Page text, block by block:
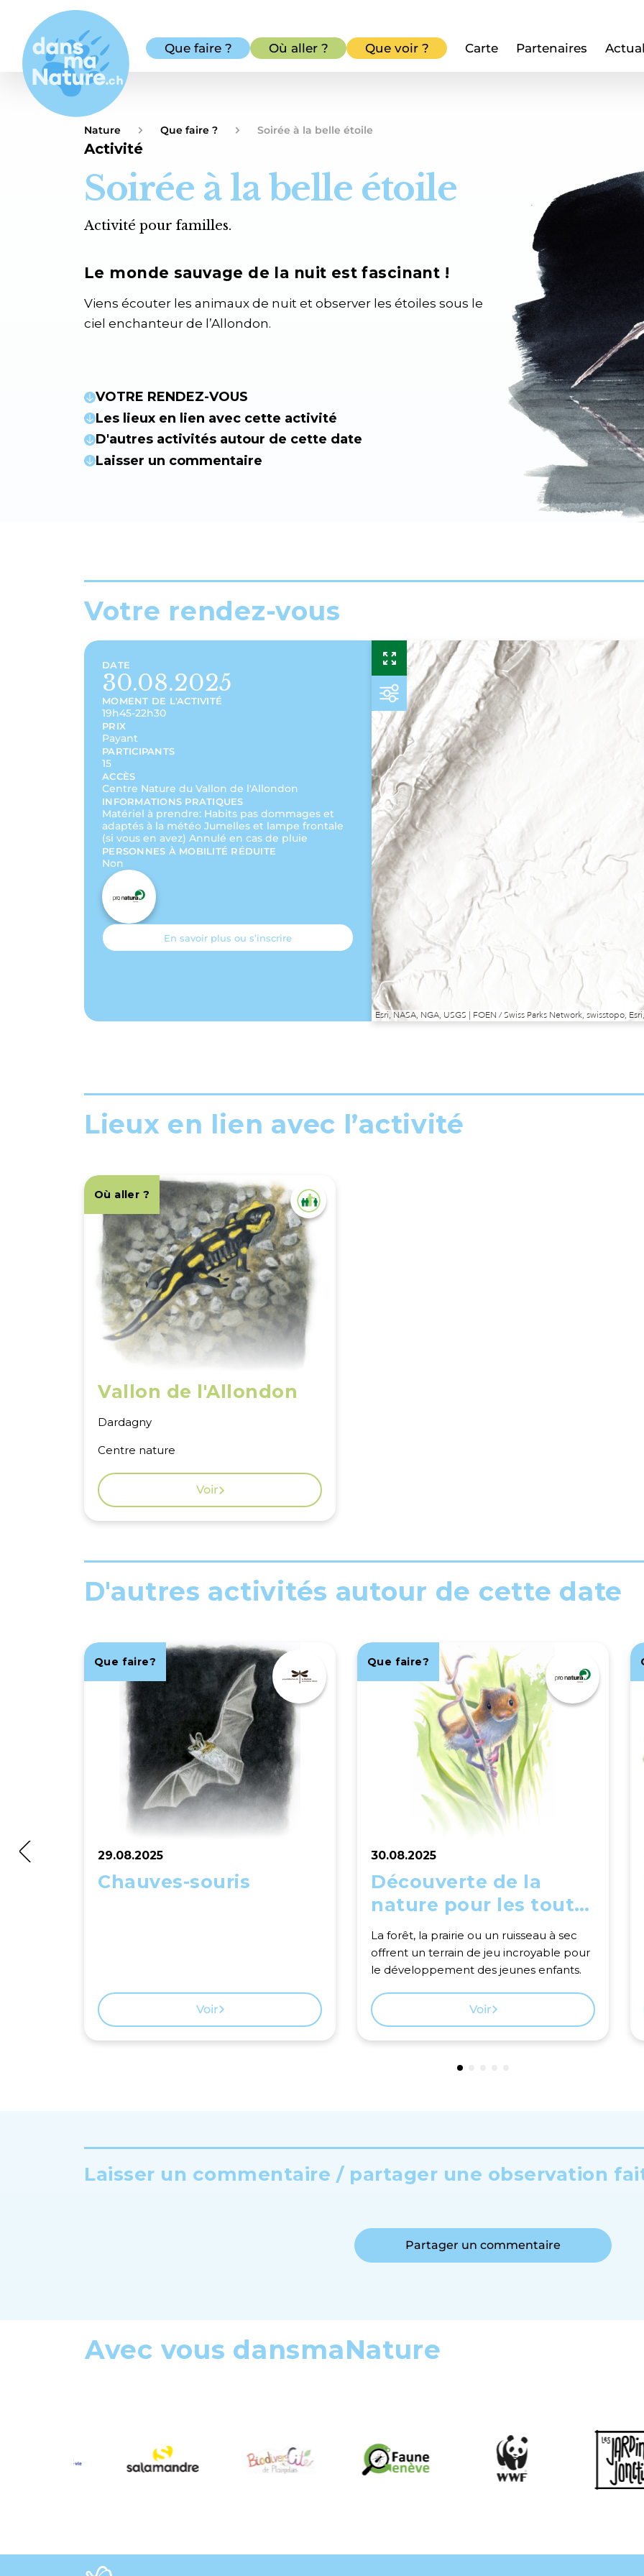
Que faire ? Où aller ? Que voir ? Carte Partenaires
Nature Que faire ? Soirée à la belle étoile
Activité
Soirée à la belle étoile
Activité pour familles.
Le monde sauvage de la nuit est fascinant !
Viens écouter les animaux de nuit et observer les étoiles sous le
ciel enchanteur de l’Allondon.
VOTRE RENDEZ-VOUS
Les lieux en lien avec cette activité
D'autres activités autour de cette date
Laisser un commentaire
Votre rendez-vous
DATE
30.08.2025
MOMENT DE L'ACTIVITÉ
19h45-22h30
PRIX
Payant
PARTICIPANTS
15
ACCÈS
Centre Nature du Vallon de l'Allondon
INFORMATIONS PRATIQUES
Matériel à prendre: Habits pas dommages et
adaptés à la météo Jumelles et lampe frontale
(si vous en avez) Annulé en cas de pluie
PERSONNES À MOBILITÉ RÉDUITE
Non
En savoir plus ou s’inscrire
Esri, NASA, NGA, USGS | FOEN / Swiss Parks Network, swisstopo,
Lieux en lien avec l’activité
Où aller ?
Vallon de l'Allondon
Dardagny
Centre nature
Voir
D'autres activités autour de cette date
Que faire?
29.08.2025
Chauves-souris
Voir
Que faire?
30.08.2025
Découverte de la
nature pour les tout
petits
La forêt, la prairie ou un ruisseau à sec
offrent un terrain de jeu incroyable pour
le développement des jeunes enfants.
Voir
Laisser un commentaire / partager une observation
Partager un commentaire
Avec vous dansmaNature